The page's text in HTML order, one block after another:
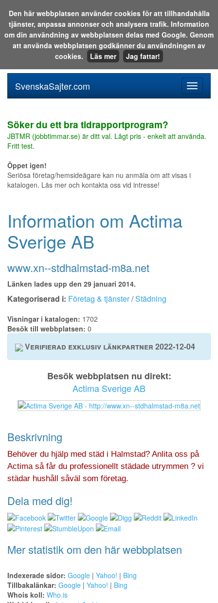
Sök i katalogen eller på webben:
meny
SvenskaSajter.com
Söker du ett bra tidrapportprogram?
JBTMR (jobbtimmar.se) är ditt val. Lågt pris - enkelt att använda.
Fritt test.
Öppet igen!
Seriösa företag/hemsideägare kan nu anmäla om att visas i
katalogen. Läs mer och kontakta oss vid intresse!
Information om Actima
Sverige AB
www.xn--stdhalmstad-m8a.net
Länken lades upp den 29 januari 2014.
Kategoriserad i: Företag & tjänster/Städning
Visningar i katalogen: 1702
Besök till webbplatsen: 0
Verifierad exklusiv länkpartner 2022-12-04
Besök webbplatsen nu direkt:
Actima Sverige AB
Beskrivning
Behöver du hjälp med städ i Halmstad? Anlita oss på
Actima så får du professionellt städade utrymmen ? vi
städar hushåll såväl som företag.
Dela med dig!
Mer statistik om den här webbplatsen
Indexerade sidor: Google | Yahoo! | Bing
Tillbakalänkar: Google | Yahoo! | Bing
Whois koll: Who.is
Den här webbplatsen använder cookies för att tillhandahålla
tjänster, anpassa annonser och analysera trafik. Information
om din användning av webbplatsen delas med Google. Genom
att använda webbplatsen godkänner du användningen av
cookies.
Läs mer Jag fattar!